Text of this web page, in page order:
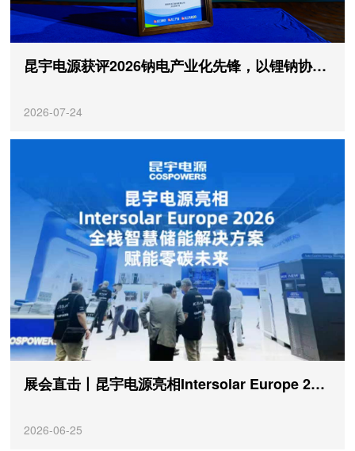
昆宇电源获评2026钠电产业化先锋，以锂钠协同领跑储能新赛道
2026-07-24
展会直击丨昆宇电源亮相Intersolar Europe 2026，全栈智慧储能解决方案赋能零碳未来
2026-06-25